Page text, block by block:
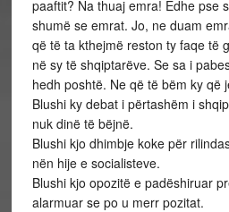
paaftit? Na thuaj emra! Edhe pse
shumë se emrat. Jo, ne duam
që të ta kthejmë reston ty faqe të
në sy të shqiptarëve. Se sa i
hedh poshtë. Ne që të bëm ky që
Blushi ky debat i përtashëm i
nuk dinë të bëjnë.
Blushi kjo dhimbje koke për
nën hije e socialisteve.
Blushi kjo opozitë e padëshiruar
alarmuar se po u merr pozitat.